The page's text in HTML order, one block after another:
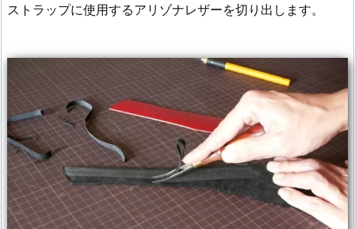
ストラップに使用するアリゾナレザーを切り出します。